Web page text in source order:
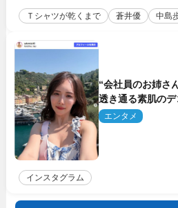
Ｔシャツが乾くまで 蒼井優 中島
“会社員のお姉さ
透き通る素肌の
響エンタメ
インスタグラム